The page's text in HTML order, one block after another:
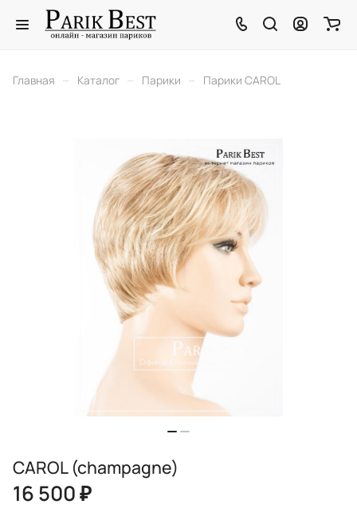
Главная – Каталог – Парики – Парики CAROL
CAROL (champagne)
16 500 ₽